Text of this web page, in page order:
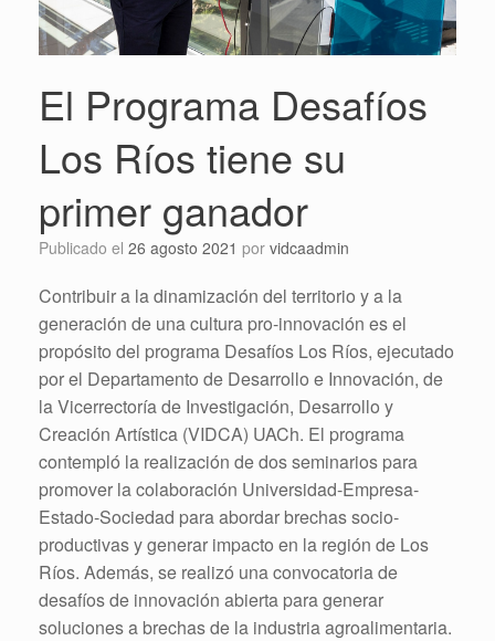
El Programa Desafíos
Los Ríos tiene su
primer ganador
Publicado el 26 agosto 2021 por vidcaadmin
Contribuir a la dinamización del territorio y a la
generación de una cultura pro-innovación es el
propósito del programa Desafíos Los Ríos, ejecutado
por el Departamento de Desarrollo e Innovación, de
la Vicerrectoría de Investigación, Desarrollo y
Creación Artística (VIDCA) UACh. El programa
contempló la realización de dos seminarios para
promover la colaboración Universidad-Empresa-
Estado-Sociedad para abordar brechas socio-
productivas y generar impacto en la región de Los
Ríos. Además, se realizó una convocatoria de
desafíos de innovación abierta para generar
soluciones a brechas de la industria agroalimentaria.